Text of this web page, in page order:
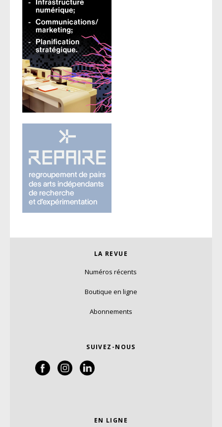
LA REVUE
Numéros récents
Boutique en ligne
Abonnements
SUIVEZ-NOUS
EN LIGNE